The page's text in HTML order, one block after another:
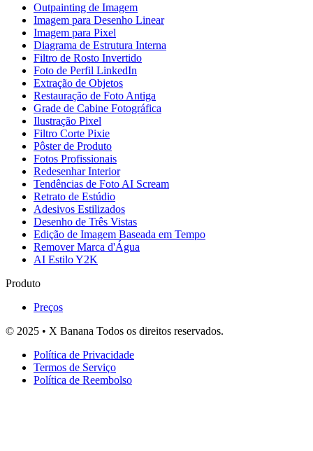
Outpainting de Imagem
Imagem para Desenho Linear
Imagem para Pixel
Diagrama de Estrutura Interna
Filtro de Rosto Invertido
Foto de Perfil LinkedIn
Extração de Objetos
Restauração de Foto Antiga
Grade de Cabine Fotográfica
Ilustração Pixel
Filtro Corte Pixie
Pôster de Produto
Fotos Profissionais
Redesenhar Interior
Tendências de Foto AI Scream
Retrato de Estúdio
Adesivos Estilizados
Desenho de Três Vistas
Edição de Imagem Baseada em Tempo
Remover Marca d'Água
AI Estilo Y2K
Produto
Preços
© 2025 • X Banana Todos os direitos reservados.
Política de Privacidade
Termos de Serviço
Política de Reembolso